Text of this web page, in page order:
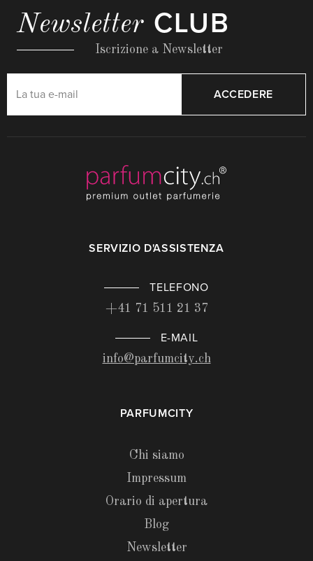
Newsletter CLUB
Iscrizione a Newsletter
ACCEDERE
SERVIZIO D'ASSISTENZA
TELEFONO
+41 71 511 21 37
E-MAIL
info@parfumcity.ch
PARFUMCITY
Chi siamo
Impressum
Orario di apertura
Blog
Newsletter